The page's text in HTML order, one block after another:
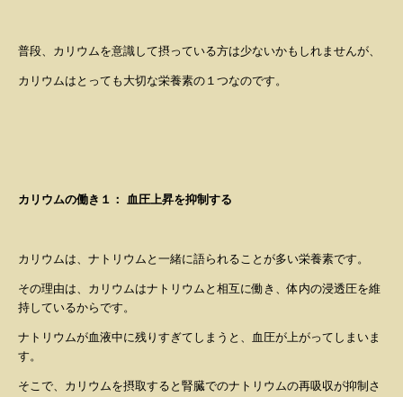
普段、カリウムを意識して摂っている方は少ないかもしれませんが、
カリウムはとっても大切な栄養素の１つなのです。
カリウムの働き１： 血圧上昇を抑制する
カリウムは、ナトリウムと一緒に語られることが多い栄養素です。
その理由は、 カリウムはナトリウムと相互に働き、体内の浸透圧を維
持しているからです。
ナトリウムが血液中に残りすぎてしまうと、血圧が上がってしまいま
す。
そこで、カリウムを摂取すると腎臓でのナトリウムの再吸収が抑制さ